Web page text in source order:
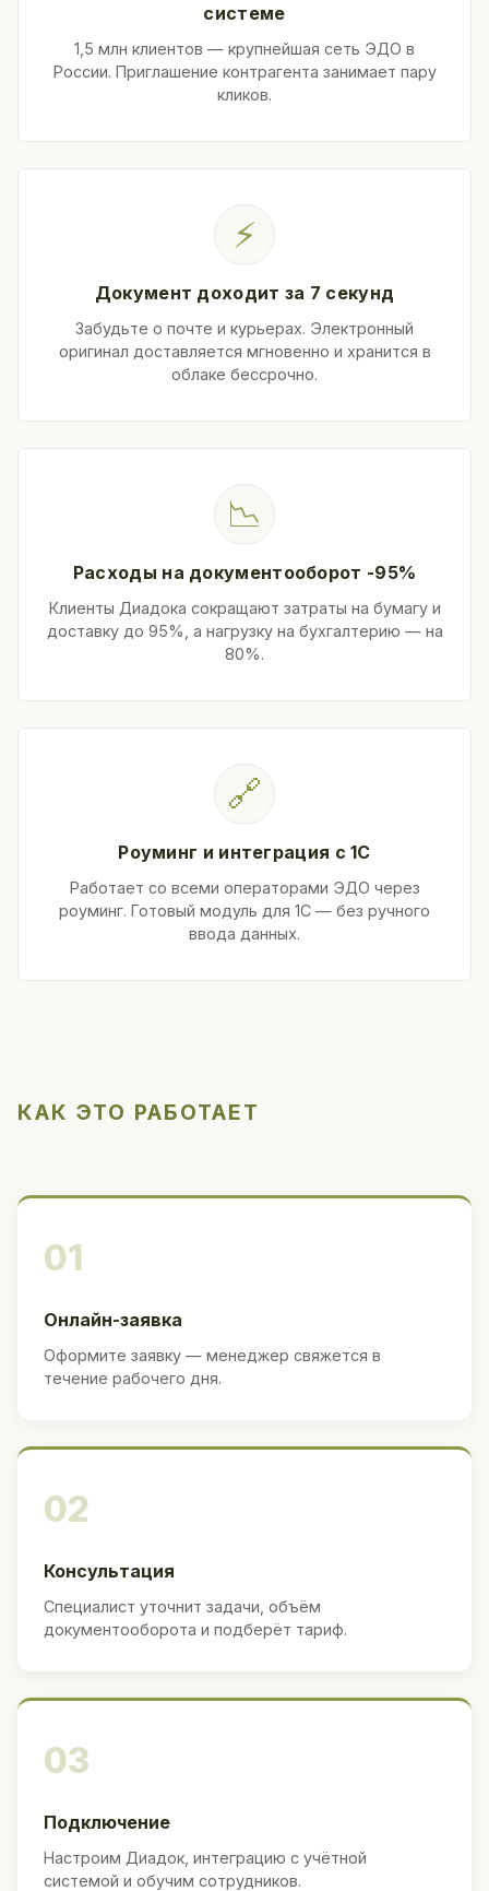
системе
1,5 млн клиентов — крупнейшая сеть ЭДО в
России. Приглашение контрагента занимает пару
кликов.
⚡
Документ доходит за 7 секунд
Забудьте о почте и курьерах. Электронный
оригинал доставляется мгновенно и хранится в
облаке бессрочно.
📉
Расходы на документооборот -95%
Клиенты Диадока сокращают затраты на бумагу и
доставку до 95%, а нагрузку на бухгалтерию — на
80%.
🔗
Роуминг и интеграция с 1С
Работает со всеми операторами ЭДО через
роуминг. Готовый модуль для 1С — без ручного
ввода данных.
КАК ЭТО РАБОТАЕТ
01
Онлайн-заявка
Оформите заявку — менеджер свяжется в
течение рабочего дня.
02
Консультация
Специалист уточнит задачи, объём
документооборота и подберёт тариф.
03
Подключение
Настроим Диадок, интеграцию с учётной
системой и обучим сотрудников.